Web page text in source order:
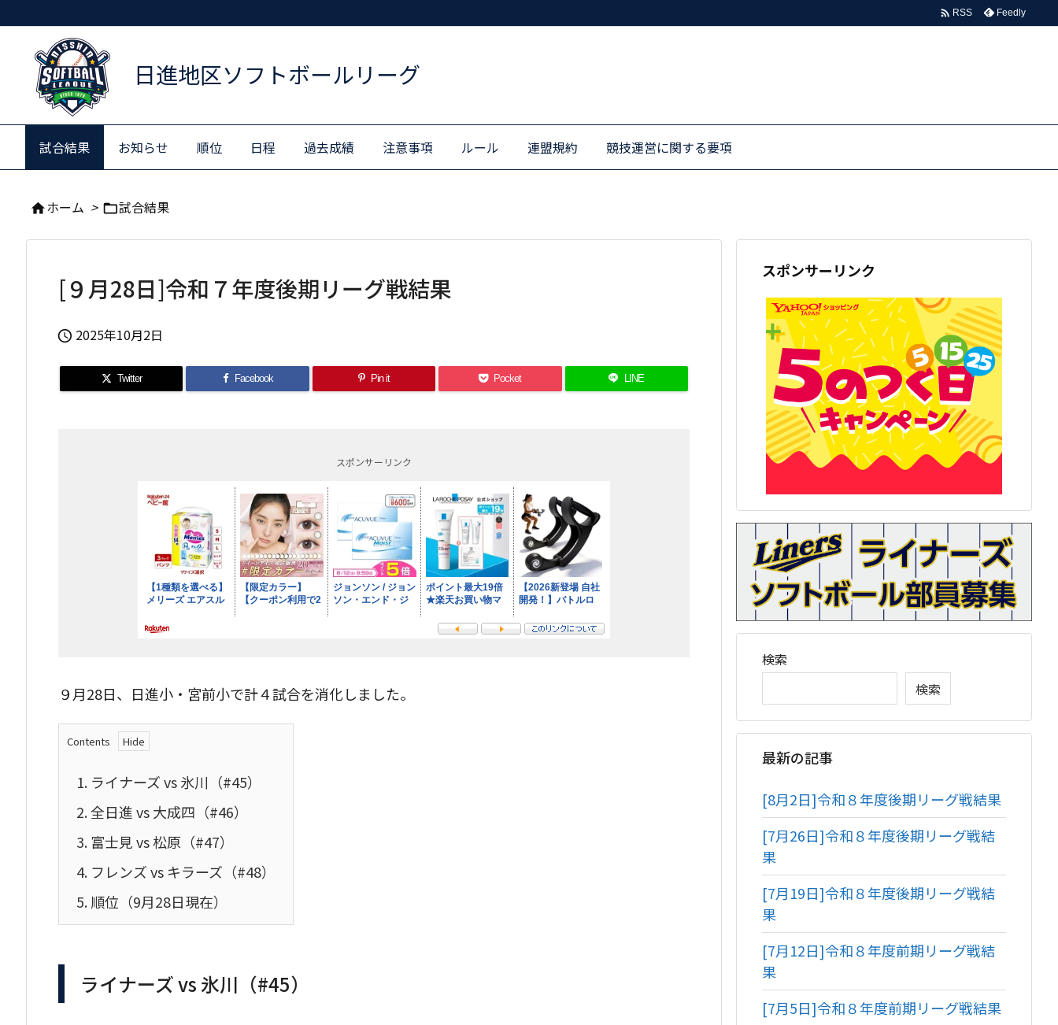
日進地区ソフトボールリーグ
試合結果 お知らせ 順位 日程 過去成績 注意事項 ルール 連盟規約 競技運営に関する要項
 RSS Feedly
ホーム > 試合結果
[９月28日]令和７年度後期リーグ戦結果
 2025年10月2日
Twitter Facebook Pin it Pocket LINE
スポンサーリンク
９月28日、日進小・宮前小で計４試合を消化しました。
Contents
1. ライナーズ vs 氷川（#45）
2.全日進 vs 大成四（#46）
3.富士見 vs 松原（#47）
4. フレンズ vs キラーズ（#48）
5.順位（9月28日現在）
ライナーズ vs 氷川（#45）
スポンサーリンク
検索
検索
最新の記事
[8月2日]令和８年度後期リーグ戦結果
[7月26日]令和８年度後期リーグ戦結
果
[7月19日]令和８年度後期リーグ戦結
果
[7月12日]令和８年度前期リーグ戦結
果
[7月5日]令和８年度前期リーグ戦結果